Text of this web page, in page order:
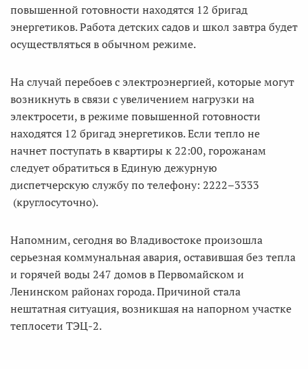
повышенной готовности находятся 12 бригад
энергетиков. Работа детских садов и школ завтра будет
осуществляться в обычном режиме.
На случай перебоев с электроэнергией, которые могут
возникнуть в связи с увеличением нагрузки на
электросети, в режиме повышенной готовности
находятся 12 бригад энергетиков. Если тепло не
начнет поступать в квартиры к 22:00, горожанам
следует обратиться в Единую дежурную
диспетчерскую службу по телефону: 2222–3333
(круглосуточно).
Напомним, сегодня во Владивостоке произошла
серьезная коммунальная авария, оставившая без тепла
и горячей воды 247 домов в Первомайском и
Ленинском районах города. Причиной стала
нештатная ситуация, возникшая на напорном участке
теплосети ТЭЦ-2.